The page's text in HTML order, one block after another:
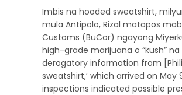
Imbis na hooded sweatshirt,
mula Antipolo, Rizal matapos
Customs (BuCor) ngayong
high-grade marijuana o “kush”
derogatory information from
sweatshirt,’ which arrived on
inspections indicated possible